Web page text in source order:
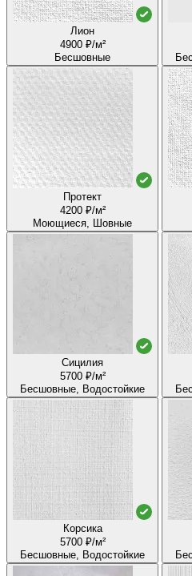
Лион
4900 ₽/м²
Бесшовные
Протект
4200 ₽/м²
Моющиеся, Шовные
Сицилия
5700 ₽/м²
Бесшовные, Водостойкие
Корсика
5700 ₽/м²
Бесшовные, Водостойкие